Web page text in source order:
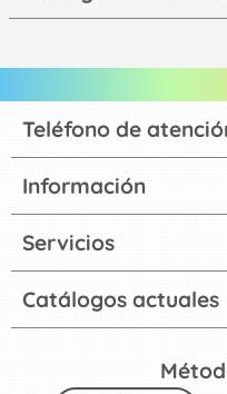
Catálogos actuales
Teléfono de
Información
Servicios